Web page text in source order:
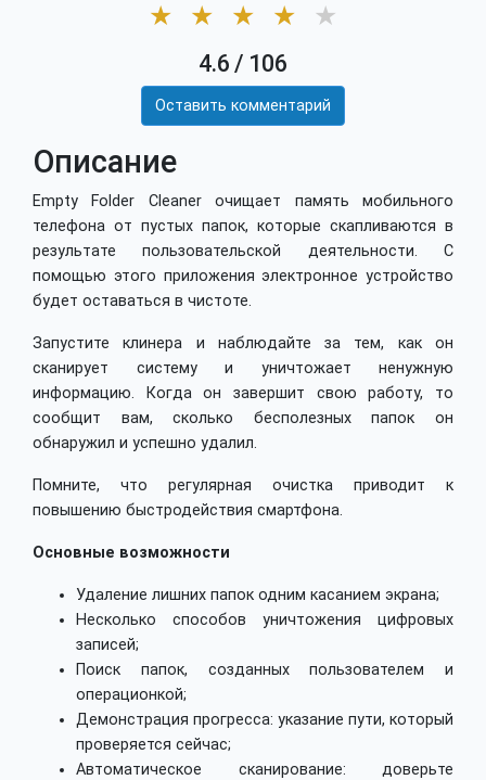
★ ★ ★ ★ ★
4.6 / 106
Оставить комментарий
Описание
Empty Folder Cleaner очищает память мобильного
телефона от пустых папок, которые скапливаются в
результате пользовательской деятельности. С
помощью этого приложения электронное устройство
будет оставаться в чистоте.
Запустите клинера и наблюдайте за тем, как он
сканирует систему и уничтожает ненужную
информацию. Когда он завершит свою работу, то
сообщит вам, сколько бесполезных папок он
обнаружил и успешно удалил.
Помните, что регулярная очистка приводит к
повышению быстродействия смартфона.
Основные возможности
Удаление лишних папок одним касанием экрана;
Несколько способов уничтожения цифровых
записей;
Поиск папок, созданных пользователем и
операционкой;
Демонстрация прогресса: указание пути, который
проверяется сейчас;
Автоматическое сканирование: доверьте